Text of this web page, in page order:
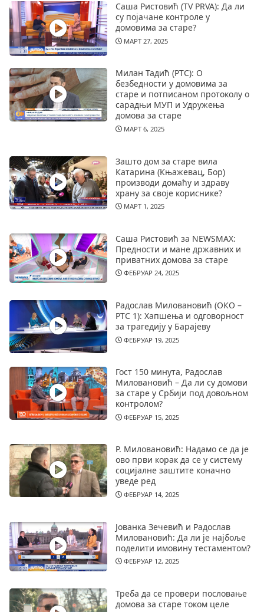
Саша Ристовић (TV PRVA): Да ли
су појачане контроле у
домовима за старе?
МАРТ 27, 2025
Милан Тадић (РТС): О
безбедности у домовима за
старе и потписаном протоколу о
сарадњи МУП и Удружења
домова за старе
МАРТ 6, 2025
Зашто дом за старе вила
Катарина (Књажевац, Бор)
производи домаћу и здраву
храну за своје кориснике?
МАРТ 1, 2025
Саша Ристовић за NEWSMAX:
Предности и мане државних и
приватних домова за старе
ФЕБРУАР 24, 2025
Радослав Миловановић (ОКО –
РТС 1): Хапшења и одговорност
за трагедију у Барајеву
ФЕБРУАР 19, 2025
Гост 150 минута, Радослав
Миловановић – Да ли су домови
за старе у Србији под довољном
контролом?
ФЕБРУАР 15, 2025
Р. Миловановић: Надамо се да је
ово први корак да се у систему
социјалне заштите коначно
уведе ред
ФЕБРУАР 14, 2025
Јованка Зечевић и Радослав
Миловановић: Да ли је најбоље
поделити имовину тестаментом?
ФЕБРУАР 12, 2025
Треба да се провери пословање
домова за старе током целе